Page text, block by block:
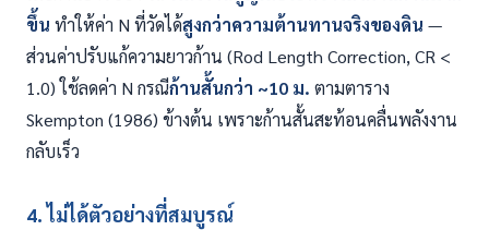
ขึ้น ทำให้ค่า N ที่วัดได้สูงกว่าความต้านทานจริงของดิน —
ส่วนค่าปรับแก้ความยาวก้าน (Rod Length Correction, CR <
1.0) ใช้ลดค่า N กรณีก้านสั้นกว่า ~10 ม. ตามตาราง
Skempton (1986) ข้างต้น เพราะก้านสั้นสะท้อนคลื่นพลังงาน
กลับเร็ว
4. ไม่ได้ตัวอย่างที่สมบูรณ์